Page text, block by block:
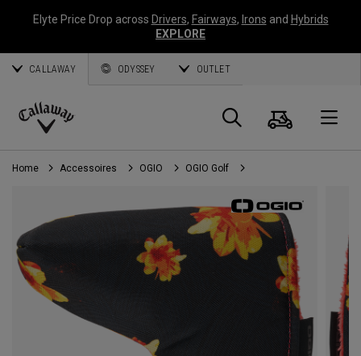
Elyte Price Drop across Drivers, Fairways, Irons and Hybrids
EXPLORE
CALLAWAY ODYSSEY OUTLET
Callaway
Golf
Panier
Home Accessoires OGIO OGIO Golf